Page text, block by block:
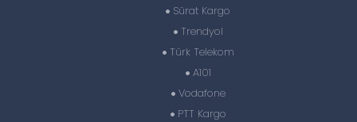
Sürat Kargo
Trendyol
Türk Telekom
A101
Vodafone
PTT Kargo